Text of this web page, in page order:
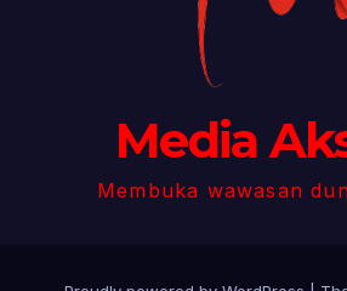
Media
Membuka wawasan